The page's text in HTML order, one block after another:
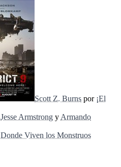
Scott Z. Burns por ¡El
Jesse Armstrong y Armando
Donde Viven los Monstruos